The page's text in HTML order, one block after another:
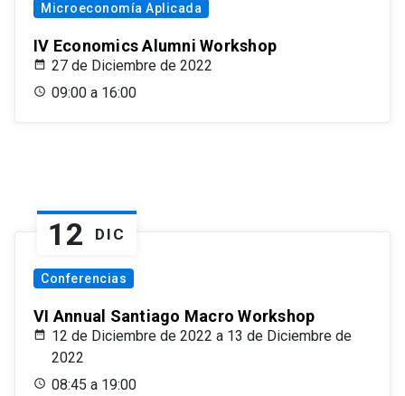
Microeconomía Aplicada
IV Economics Alumni Workshop
27 de Diciembre de 2022
09:00 a 16:00
12 DIC
Conferencias
VI Annual Santiago Macro Workshop
12 de Diciembre de 2022 a 13 de Diciembre de
2022
08:45 a 19:00